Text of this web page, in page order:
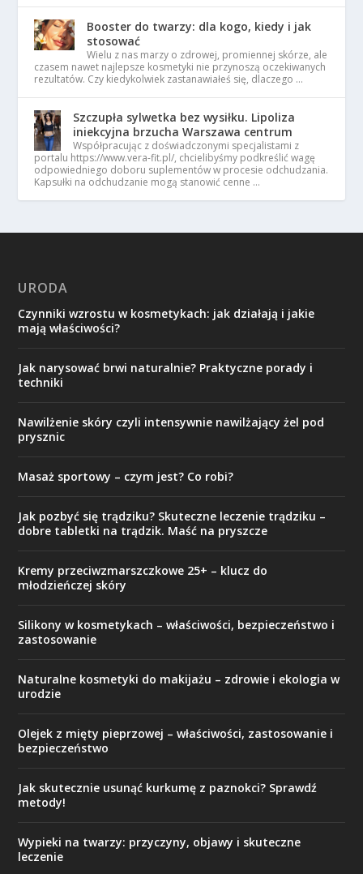
Booster do twarzy: dla kogo, kiedy i jak
stosować
Wielu z nas marzy o zdrowej, promiennej skórze, ale
czasem nawet najlepsze kosmetyki nie przynoszą oczekiwanych
rezultatów. Czy kiedykolwiek zastanawiałeś się, dlaczego …
Szczupła sylwetka bez wysiłku. Lipoliza
iniekcyjna brzucha Warszawa centrum
Współpracując z doświadczonymi specjalistami z
portalu https://www.vera-fit.pl/, chcielibyśmy podkreślić wagę
odpowiedniego doboru suplementów w procesie odchudzania.
Kapsułki na odchudzanie mogą stanowić cenne …
URODA
Czynniki wzrostu w kosmetykach: jak działają i jakie
mają właściwości?
Jak narysować brwi naturalnie? Praktyczne porady i
techniki
Nawilżenie skóry czyli intensywnie nawilżający żel pod
prysznic
Masaż sportowy – czym jest? Co robi?
Jak pozbyć się trądziku? Skuteczne leczenie trądziku –
dobre tabletki na trądzik. Maść na pryszcze
Kremy przeciwzmarszczkowe 25+ – klucz do
młodzieńczej skóry
Silikony w kosmetykach – właściwości, bezpieczeństwo i
zastosowanie
Naturalne kosmetyki do makijażu – zdrowie i ekologia w
urodzie
Olejek z mięty pieprzowej – właściwości, zastosowanie i
bezpieczeństwo
Jak skutecznie usunąć kurkumę z paznokci? Sprawdź
metody!
Wypieki na twarzy: przyczyny, objawy i skuteczne
leczenie